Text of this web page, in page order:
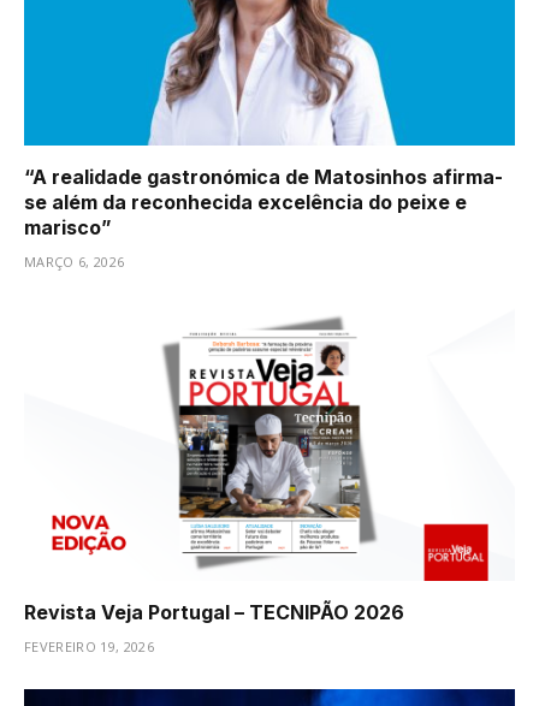
“A realidade gastronómica de Matosinhos afirma-
se além da reconhecida excelência do peixe e
marisco”
MARÇO 6, 2026
Revista Veja Portugal – TECNIPÃO 2026
FEVEREIRO 19, 2026